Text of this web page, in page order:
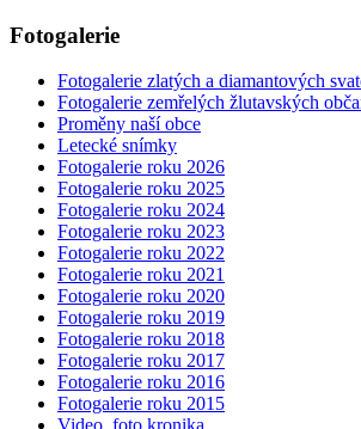
Fotogalerie
Fotogalerie zlatých a diamantových
Fotogalerie zemřelých žlutavských
Proměny naší obce
Letecké snímky
Fotogalerie roku 2026
Fotogalerie roku 2025
Fotogalerie roku 2024
Fotogalerie roku 2023
Fotogalerie roku 2022
Fotogalerie roku 2021
Fotogalerie roku 2020
Fotogalerie roku 2019
Fotogalerie roku 2018
Fotogalerie roku 2017
Fotogalerie roku 2016
Fotogalerie roku 2015